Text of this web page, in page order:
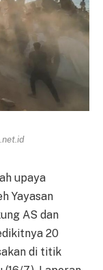
upaya
Yayasan
AS dan
20
di titik